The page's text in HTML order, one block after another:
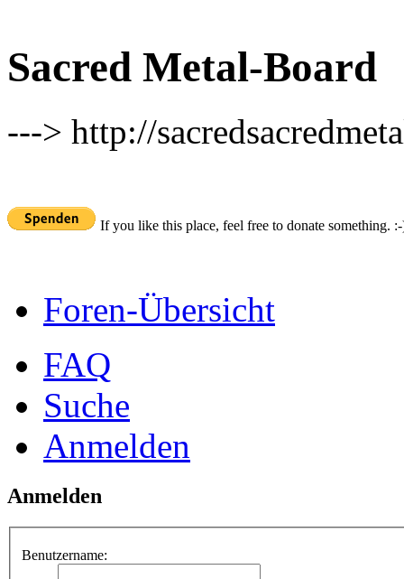
Sacred Metal-Board
---> http://
If you like this place, feel free to donate something.
Foren-Übersicht
FAQ
Suche
Anmelden
Anmelden
Benutzername: